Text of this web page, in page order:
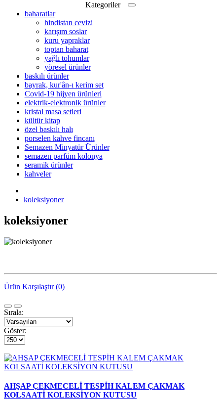
Kategoriler
baharatlar
hindistan cevizi
karışım soslar
kuru yapraklar
toptan baharat
yağlı tohumlar
yöresel ürünler
baskılı ürünler
bayrak, kur'ân-ı kerim set
Covid-19 hijyen ürünleri
elektrik-elektronik ürünler
kristal masa setleri
kültür kitap
özel baskılı halı
porselen kahve fincanı
Semazen Minyatür Ürünler
semazen parfüm kolonya
seramik ürünler
kahveler
koleksiyoner
koleksiyoner
Ürün Karşılaştır (0)
Sırala:
Göster:
AHŞAP ÇEKMECELİ TESPİH KALEM ÇAKMAK
KOLSAATİ KOLEKSİYON KUTUSU